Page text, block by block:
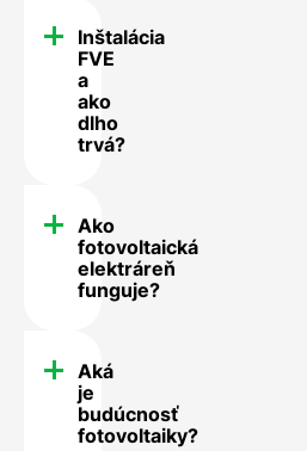
Inštalácia
FVE
a
ako
dlho
trvá?
Ako
fotovoltaická
elektráreň
funguje?
Aká
je
budúcnosť
fotovoltaiky?